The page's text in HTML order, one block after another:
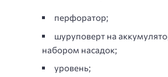
перфоратор;
шуруповерт на
набором насадок;
уровень;